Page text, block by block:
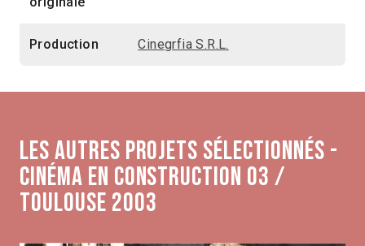
Production Cinegrfia S.R.L.
Les autres projets sélectionnés -
Cinéma en construction 03 /
Toulouse 2003